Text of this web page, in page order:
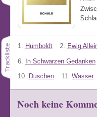
1. Humboldt 2. Ewig
6. In Schwarzen Gedanken
10. Duschen 11. Wasser
Noch keine